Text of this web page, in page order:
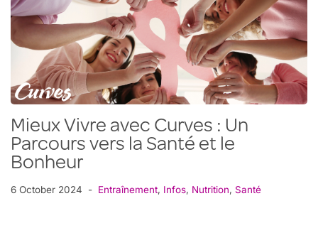
Mieux Vivre avec Curves : Un
Parcours vers la Santé et le
Bonheur
6 October 2024 Entraînement, Infos, Nutrition, Santé